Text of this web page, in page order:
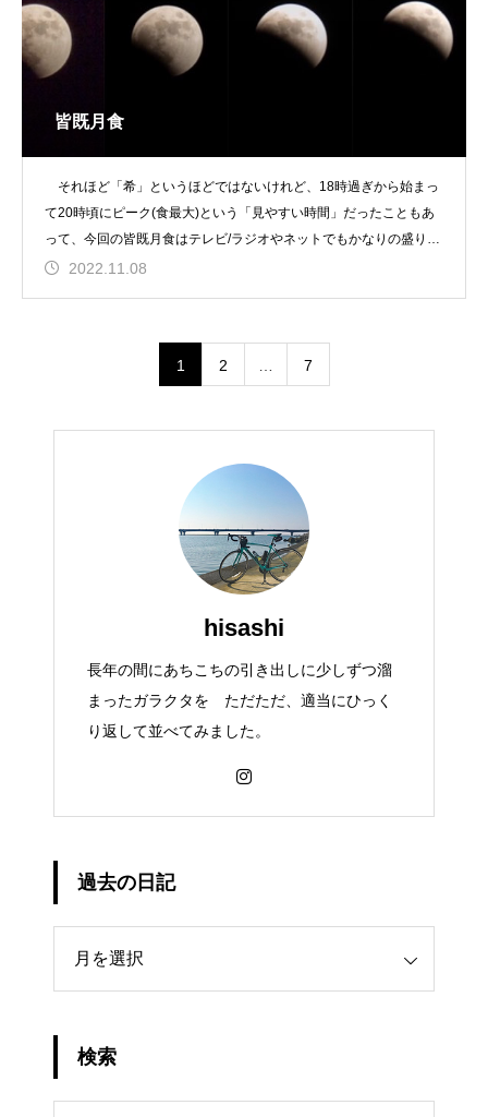
皆既月食
それほど「希」というほどではないけれど、18時過ぎから始まっ
て20時頃にピーク(食最大)という「見やすい時間」だったこともあ
って、今回の皆既月食はテレビ/ラジオやネットでもかなりの盛り上
がり。 (さ
2022.11.08
1 2 7
hisashi
長年の間にあちこちの引き出しに少しずつ溜
まったガラクタを ただただ、適当にひっく
り返して並べてみました。
過去の日記
検索